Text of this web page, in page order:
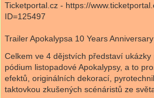
Ticketportal.cz - https://
ID=125497
Trailer Apokalypsa 10 Years
Celkem ve 4 dějstvích představí
pódium listopadové Apokalypsy, a to
efektů, originálních dekorací,
taktovkou zkušených scénáristů ze